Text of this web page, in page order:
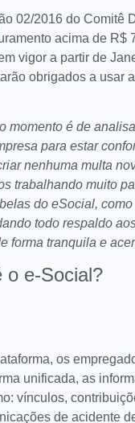
02/2016 do Comitê
acima de R$
vigor a partir de
obrigados a usar
o momento é de
para estar
nenhuma multa
trabalhando muito
do eSocial,
todo respaldo
forma tranquila e
o e-Social?
os
unificada, as
vínculos,
de acidente